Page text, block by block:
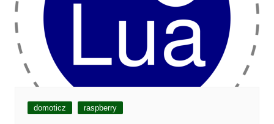
domoticz raspberry